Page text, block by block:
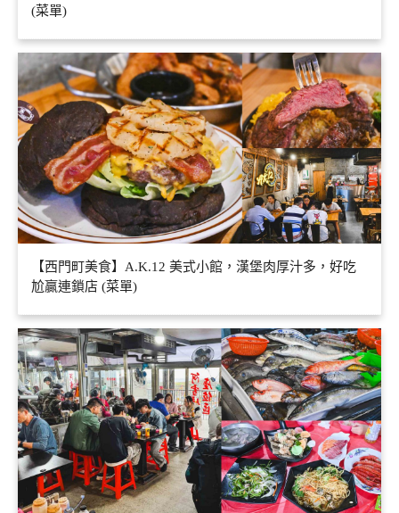
(菜單)
【西門町美食】A.K.12 美式小館，漢堡肉厚汁多，好吃
尬贏連鎖店 (菜單)